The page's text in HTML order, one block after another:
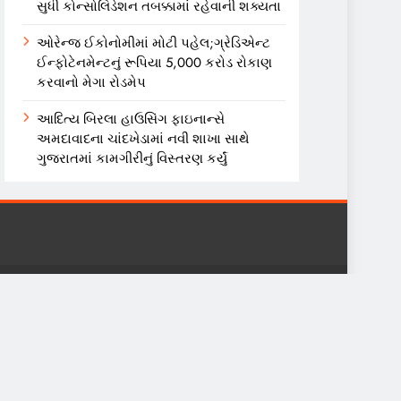
સુધી કોન્સોલિડેશન તબક્કામાં રહેવાની શક્યતા
ઓરેન્જ ઈકોનોમીમાં મોટી પહેલ;ગ્રેડિએન્ટ
ઈન્ફોટેનમેન્ટનું રૂપિયા 5,000 કરોડ રોકાણ
કરવાનો મેગા રોડમેપ
આદિત્ય બિરલા હાઉસિંગ ફાઇનાન્સે
અમદાવાદના ચાંદખેડામાં નવી શાખા સાથે
ગુજરાતમાં કામગીરીનું વિસ્તરણ કર્યું